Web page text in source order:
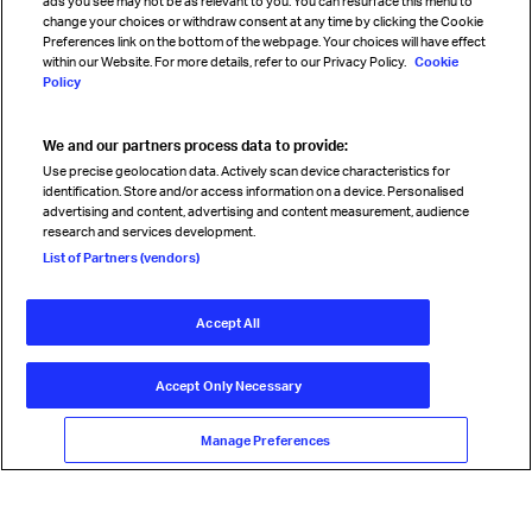
Read magazine
Follow us
© International Air Transport Association (IATA) 2026. All rights
Our commitment
Accessibility
Anti-slavery statement
Terms Cookie Preferences
change your choices or withdraw consent at any time by clicking the Cookie
Preferences link on the bottom of the webpage. Your choices will have effect
within our Website. For more details, refer to our Privacy Policy. Cookie
Policy
We and our partners process data to provide:
Use precise geolocation data. Actively scan device characteristics for
identification. Store and/or access information on a device. Personalised
advertising and content, advertising and content measurement, audience
research and services development.
List of Partners (vendors)
Accept All
Accept Only Necessary
Manage Preferences